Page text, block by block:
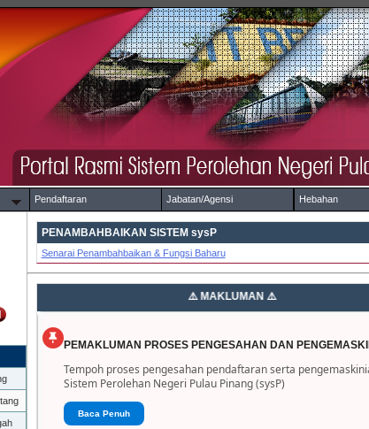
Pendaftaran Jabatan/Agensi Hebahan
PENAMBAHBAIKAN SISTEM sysP
Senarai Penambahbaikan & Fungsi Baharu
PEMAKLUMAN PROSES PENGESAHAN DAN
Tempoh proses pengesahan pendaftaran serta
Sistem Perolehan Negeri Pulau Pinang (sysP)
Baca Penuh